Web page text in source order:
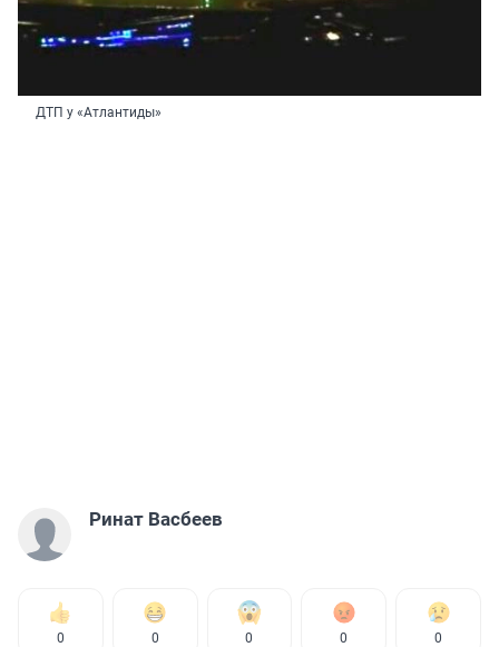
ДТП у «Атлантиды»
Ринат Васбеев
0 0 0 0 0